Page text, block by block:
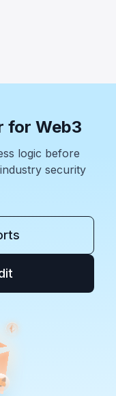
for Web3
logic before
security